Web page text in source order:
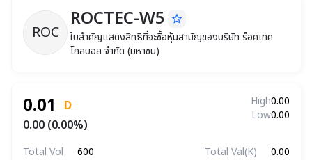
ROC ROCTEC-W5 ใบสำคัญแสดงสิทธิที่จะซื้อหุ้นสามัญขอ
ROCTEC-W5 star_border
ใบสำคัญแสดงสิทธิที่จะซื้อหุ้นสามัญของบริษัท ร็อคเทค
โกลบอล จำกัด (มหาชน)
0.01
D
0.00 (0.00%)
High0.00
Low0.00
Total Vol 600 Total Val(K) 0.00